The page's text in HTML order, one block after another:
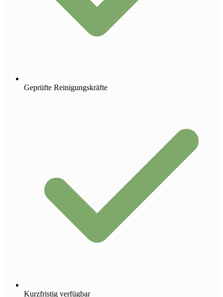
Geprüfte Reinigungskräfte
Kurzfristig verfügbar